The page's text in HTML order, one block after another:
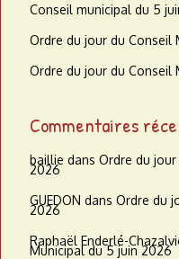
Conseil municipal du 5
Ordre du jour du Conseil
Ordre du jour du Conseil
Commentaires
baillie dans Ordre du
2026
GUEDON dans Ordre du
2026
Raphaël Enderlé-
Municipal du 5 juin 2026